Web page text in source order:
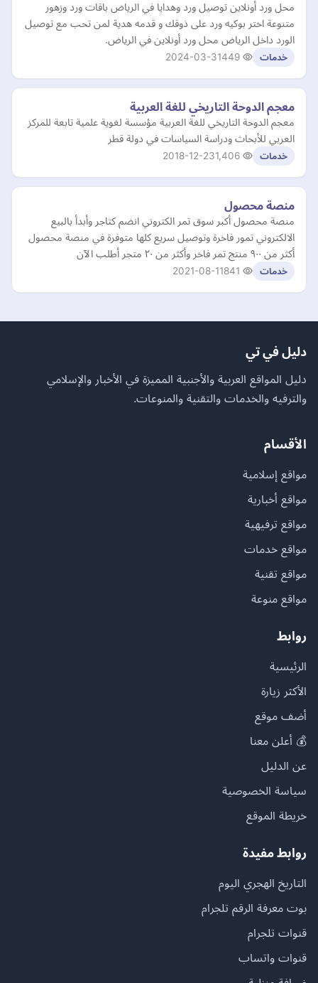
محل ورد أونلاين توصيل ورد وهدايا في الرياض باقات ورد وزهور
متنوعة اختر بوكيه ورد على ذوقك و قدمه هدية لمن تحب مع توصيل
الورد داخل الرياض محل ورد أونلاين في الرياض.
خدمات 2024-03-31
معجم الدوحة التاريخي للغة العربية
معجم الدوحة التاريخي للغة العربية مؤسسة لغوية علمية تابعة للمركز
العربي للأبحاث ودراسة السياسات في دولة قطر
خدمات 2018-12-23
منصة محصول
منصة محصول أكبر سوق تمر الكتروني انضم كتاجر وأبدأ بالبيع
الالكتروني تمور فاخرة وتوصيل سريع كلها متوفرة في منصة محصول
أكثر من ٩٠٠ منتج تمر فاخر وأكثر من ٢٠ متجر أطلب الآن
خدمات 2021-08-11
دليل في تي
دليل المواقع العربية والأجنبية المميزة في الأخبار والإسلامي
والترفيه والخدمات والتقنية والمنوعات.
الأقسام
مواقع إسلامية
مواقع أخبارية
مواقع ترفيهية
مواقع خدمات
مواقع تقنية
مواقع منوعة
روابط
الرئيسية
الأكثر زيارة
أضف موقع
💰 أعلن معنا
عن الدليل
سياسة الخصوصية
خريطة الموقع
روابط مفيدة
التاريخ الهجري اليوم
بوت معرفة الرقم تلجرام
قنوات تلجرام
قنوات واتساب